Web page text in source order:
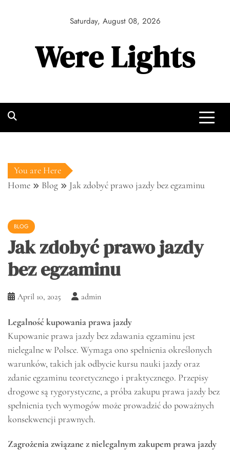
Saturday, August 08, 2026
Were Lights
You are Here
Home
Blog Jak zdobyć prawo jazdy bez egzaminu
BLOG
Jak zdobyć prawo jazdy
bez egzaminu
April 10, 2025 admin
Legalność kupowania prawa jazdy
Kupowanie prawa jazdy bez zdawania egzaminu jest
nielegalne w Polsce. Wymaga ono spełnienia określonych
warunków, takich jak odbycie kursu nauki jazdy oraz
zdanie egzaminu teoretycznego i praktycznego. Przepisy
drogowe są rygorystyczne, a próba zakupu prawa jazdy bez
spełnienia tych wymogów może prowadzić do poważnych
konsekwencji prawnych.
Zagrożenia związane z nielegalnym zakupem prawa jazdy